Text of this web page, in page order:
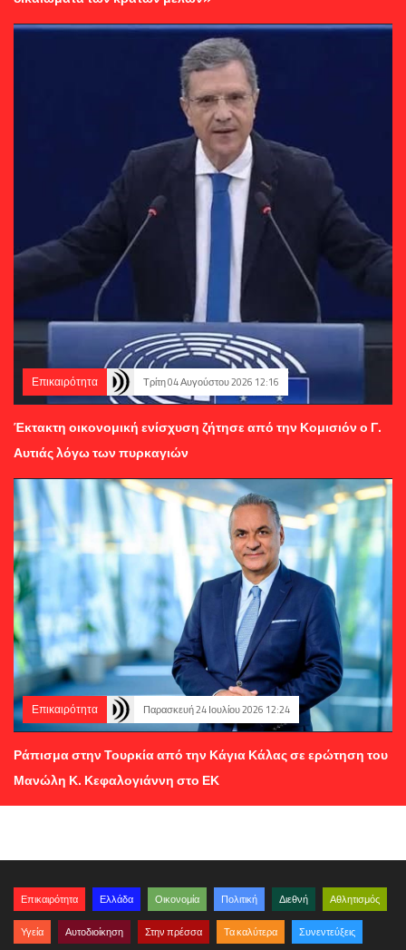
Επικαιρότητα Τρίτη 04 Αυγούστου 2026 12:16
Έκτακτη οικονομική ενίσχυση ζήτησε από την Κομισιόν ο Γ.
Αυτιάς λόγω των πυρκαγιών
Επικαιρότητα Παρασκευή 24 Ιουλίου 2026 12:24
Ράπισμα στην Τουρκία από την Κάγια Κάλας σε ερώτηση του
Μανώλη Κ. Κεφαλογιάννη στο ΕΚ
Επικαιρότητα Ελλάδα Οικονομία Πολιτική Διεθνή Αθλητισμός
Υγεία Αυτοδιοίκηση Στην πρέσσα Τα καλύτερα Συνεντεύξεις